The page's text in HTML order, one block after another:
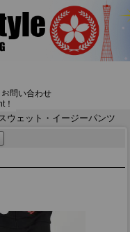
お問い合わせ
！
ウェット・イージーパンツ